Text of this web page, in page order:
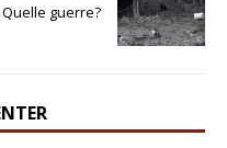
guerre?